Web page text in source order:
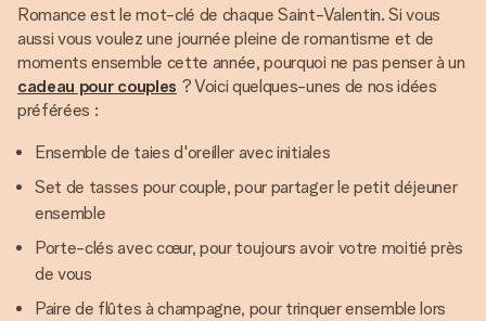
Romance est le mot-clé de chaque Saint-Valentin. Si vous
aussi vous voulez une journée pleine de romantisme et de
moments ensemble cette année, pourquoi ne pas penser à un
cadeau pour couples ? Voici quelques-unes de nos idées
préférées :
Ensemble de taies d'oreiller avec initiales
Set de tasses pour couple, pour partager le petit déjeuner
ensemble
Porte-clés avec cœur, pour toujours avoir votre moitié près
de vous
Paire de flûtes à champagne, pour trinquer ensemble lors